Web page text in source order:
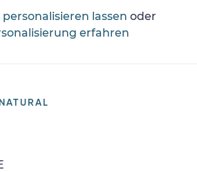
personalisieren lassen oder
erfahren